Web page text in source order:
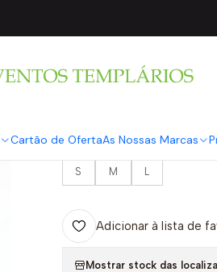
Cartão de OfertaAs Nossas Marcas
|
SAHOCO
Azul
S M L
Adicionar à lista de
Mostrar stock das